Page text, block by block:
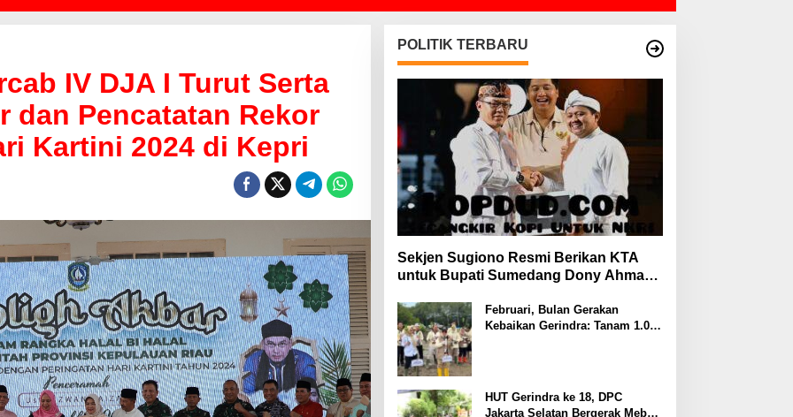
IV DJA I Turut Serta
dan Pencatatan Rekor
Kartini 2024 di Kepri
POLITIK TERBARU
Sekjen Sugiono Resmi Berikan KTA
untuk Bupati Sumedang Dony Ahmad
Februari, Bulan Gerakan
Kebaikan Gerindra: Tanam 1.000
HUT Gerindra ke 18, DPC
Jakarta Selatan Bergerak Meberi